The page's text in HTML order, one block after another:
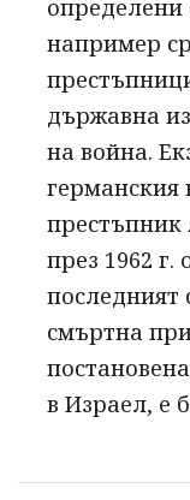
определени
например
държавна
на война.
германския
през 1962 г.
последният
смъртна
в Израел, е